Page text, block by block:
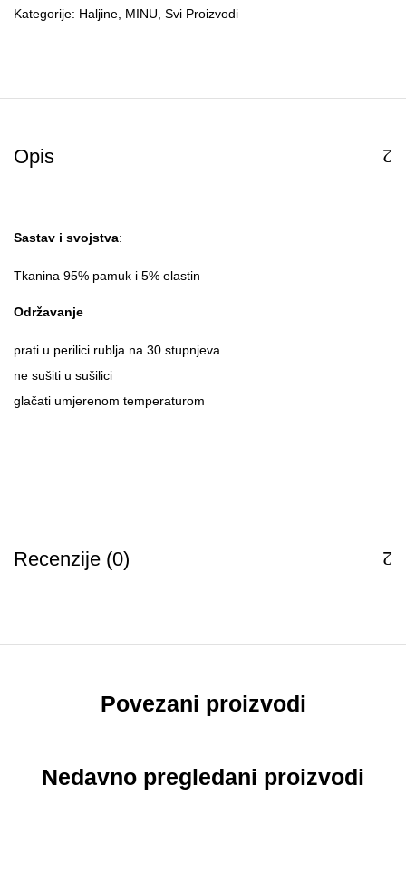
Kategorije: Haljine MINU Svi Proizvodi
Opis
Sastav i svojstva:
Tkanina 95% pamuk i 5% elastin
Održavanje
prati u perilici rublja na 30 stupnjeva
ne sušiti u sušilici
glačati umjerenom temperaturom
Recenzije (0)
Povezani proizvodi
Nedavno pregledani proizvodi